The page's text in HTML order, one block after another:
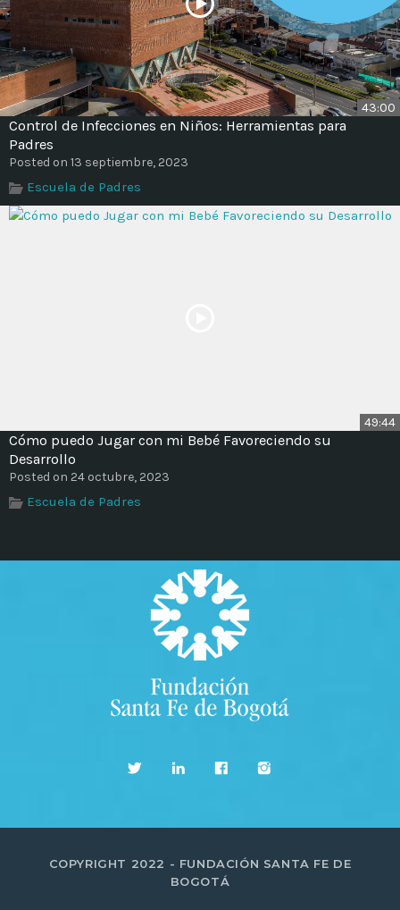
43:00
Control de Infecciones en Niños: Herramientas para
Padres
Posted on 13 septiembre, 2023
Escuela de Padres
49:44
Cómo puedo Jugar con mi Bebé Favoreciendo su
Desarrollo
Posted on 24 octubre, 2023
Escuela de Padres
COPYRIGHT 2022 - FUNDACIÓN SANTA FE DE
BOGOTÁ